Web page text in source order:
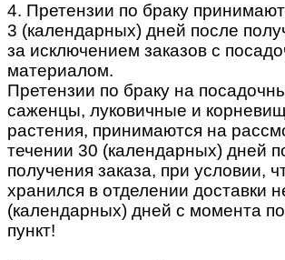
4. Претензии по браку
3 (календарных) дней после
за исключением заказов с
материалом.
Претензии по браку на
саженцы, луковичные и
растения, принимаются на
течении 30 (календарных) дней
получения заказа, при условии,
хранился в отделении доставки
(календарных) дней с момента
пункт!